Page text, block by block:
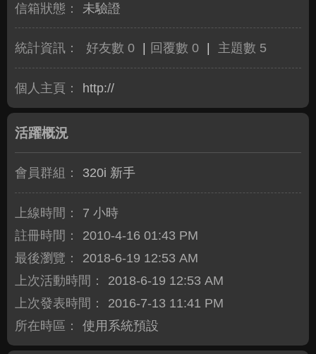
信箱狀態： 未驗證
統計資訊： 好友數 0 回覆數 0 主題數 5
個人主頁： http://
活躍概況
會員群組： 320i 新手
上線時間：
7 小時
註冊時間：
2010-4-16 01:43 PM
最後瀏覽：
2018-6-19 12:53 AM
上次活動時間：
2018-6-19 12:53 AM
上次發表時間：
2016-7-13 11:41 PM
所在時區：
使用系統預設